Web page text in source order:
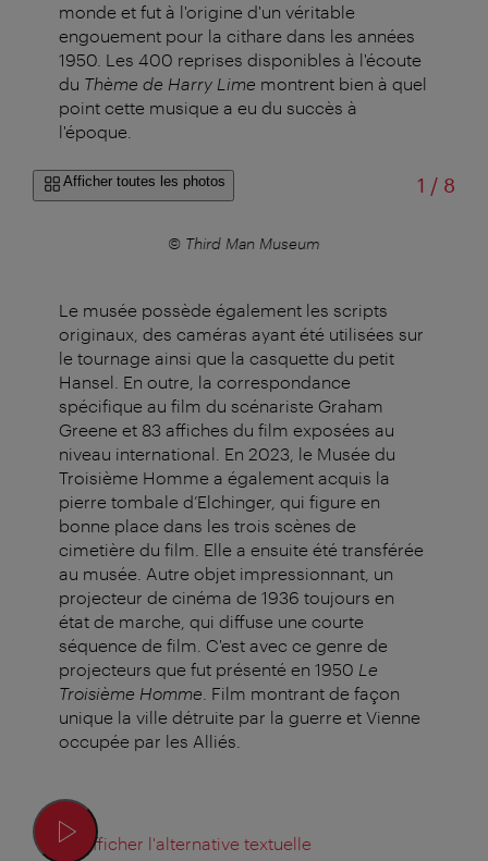
monde et fut à l'origine d'un véritable
engouement pour la cithare dans les années
1950. Les 400 reprises disponibles à l'écoute
du Thème de Harry Lime montrent bien à quel
point cette musique a eu du succès à
l'époque.
Afficher toutes les photos 1 /sur
8
© Third Man Museum
Le musée possède également les scripts
originaux, des caméras ayant été utilisées sur
le tournage ainsi que la casquette du petit
Hansel. En outre, la correspondance
spécifique au film du scénariste Graham
Greene et 83 affiches du film exposées au
niveau international. En 2023, le Musée du
Troisième Homme a également acquis la
pierre tombale d’Elchinger, qui figure en
bonne place dans les trois scènes de
cimetière du film. Elle a ensuite été transférée
au musée. Autre objet impressionnant, un
projecteur de cinéma de 1936 toujours en
état de marche, qui diffuse une courte
séquence de film. C'est avec ce genre de
projecteurs que fut présenté en 1950 Le
Troisième Homme . Film montrant de façon
unique la ville détruite par la guerre et Vienne
occupée par les Alliés.
Afficher l'alternative textuelle